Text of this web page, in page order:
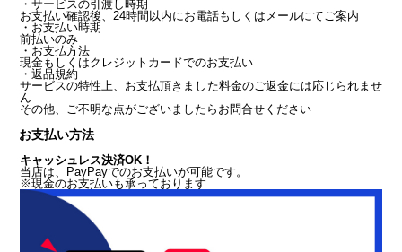
・サービスの引渡し時期
お支払い確認後、24時間以内にお電話もしくはメールにてご案内
・お支払い時期
前払いのみ
・お支払方法
現金もしくはクレジットカードでのお支払い
・返品規約
サービスの特性上、お支払頂きました料金のご返金には応じられませ
ん
その他、ご不明な点がございましたらお問合せください
お支払い方法
キャッシュレス決済OK！
当店は、PayPayでのお支払いが可能です。
※現金のお支払いも承っております